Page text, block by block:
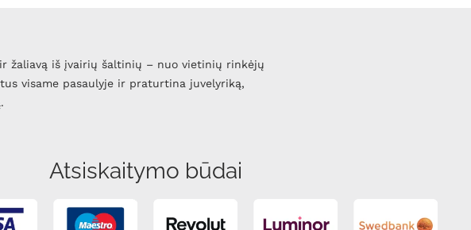
žaliavą iš įvairių šaltinių – nuo vietinių rinkėjų
visame pasaulyje ir praturtina juvelyriką,
Atsiskaitymo būdai